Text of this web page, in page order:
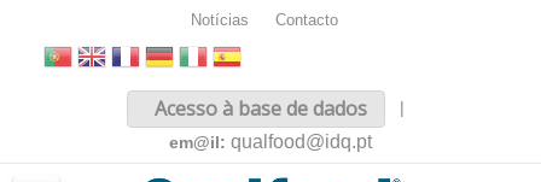
Notícias Contacto
Acesso à base de dados
|
em@il: qualfood@idq.pt